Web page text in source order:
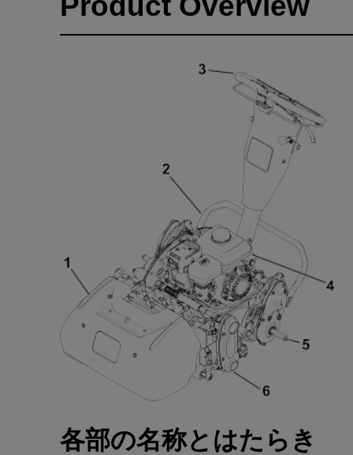
各部の名称とはたらき